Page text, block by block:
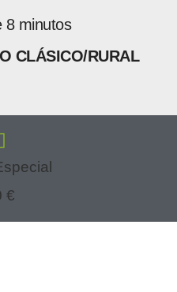
8 minutos
CLÁSICO/RURAL
€